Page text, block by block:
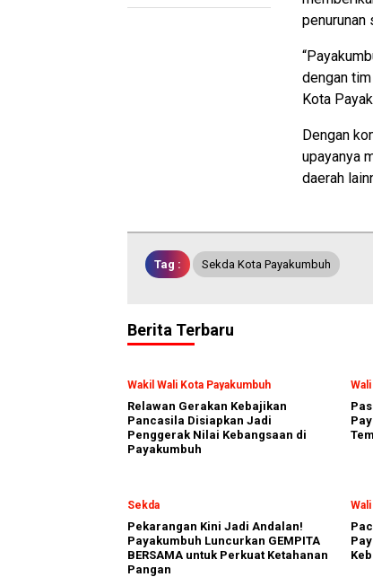
penurunan
dengan
Kota
Dengan
upayanya
daerah
Tag : Sekda Kota Payakumbuh
Berita Terbaru
Wakil Wali Kota Payakumbuh
Relawan Gerakan Kebajikan
Pancasila Disiapkan Jadi
Penggerak Nilai Kebangsaan di
Payakumbuh
Sekda
Pekarangan Kini Jadi Andalan!
Payakumbuh Luncurkan GEMPITA
BERSAMA untuk Perkuat Ketahanan
Pangan